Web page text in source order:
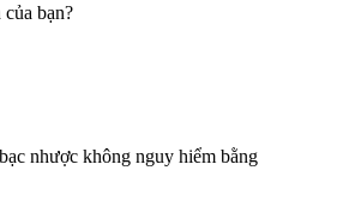
bạn?
nhược không nguy hiểm bằng